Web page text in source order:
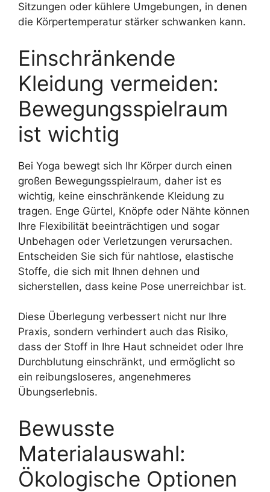
Sitzungen oder kühlere Umgebungen, in denen
die Körpertemperatur stärker schwanken kann.
Einschränkende
Kleidung vermeiden:
Bewegungsspielraum
ist wichtig
Bei Yoga bewegt sich Ihr Körper durch einen
großen Bewegungsspielraum, daher ist es
wichtig, keine einschränkende Kleidung zu
tragen. Enge Gürtel, Knöpfe oder Nähte können
Ihre Flexibilität beeinträchtigen und sogar
Unbehagen oder Verletzungen verursachen.
Entscheiden Sie sich für nahtlose, elastische
Stoffe, die sich mit Ihnen dehnen und
sicherstellen, dass keine Pose unerreichbar ist.
Diese Überlegung verbessert nicht nur Ihre
Praxis, sondern verhindert auch das Risiko,
dass der Stoff in Ihre Haut schneidet oder Ihre
Durchblutung einschränkt, und ermöglicht so
ein reibungsloseres, angenehmeres
Übungserlebnis.
Bewusste
Materialauswahl:
Ökologische Optionen